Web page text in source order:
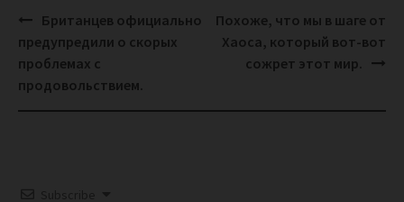
Post
navigation
Британцев официально
предупредили о скорых
проблемах с
продовольствием.
Похоже, что мы в шаге от
Хаоса, который вот-вот
сожрет этот мир.